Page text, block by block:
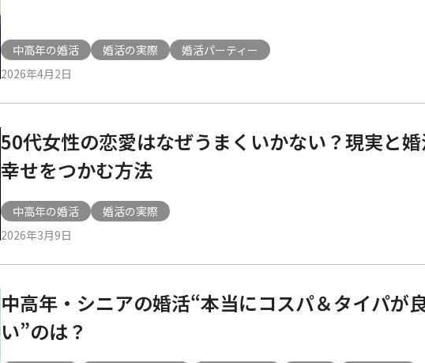
中高年の婚活 婚活の実際
婚活パーティー
2026年4月2日
50代女性の恋愛はなぜうまくいかない？現実と
幸せをつかむ方法
中高年の婚活
婚活の実際
2026年3月9日
中高年・シニアの婚活“本当にコスパ＆タイパが
い”のは？